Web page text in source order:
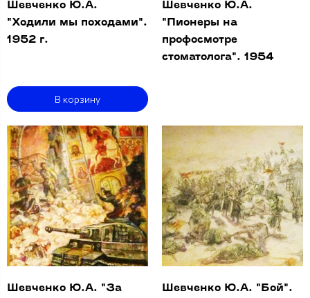
Шевченко Ю.А.
"Ходили мы походами".
1952 г.
В корзину
Шевченко Ю.А.
"Пионеры на
профосмотре
стоматолога". 1954
Шевченко Ю.А. "За
Шевченко Ю.А. "Бой".